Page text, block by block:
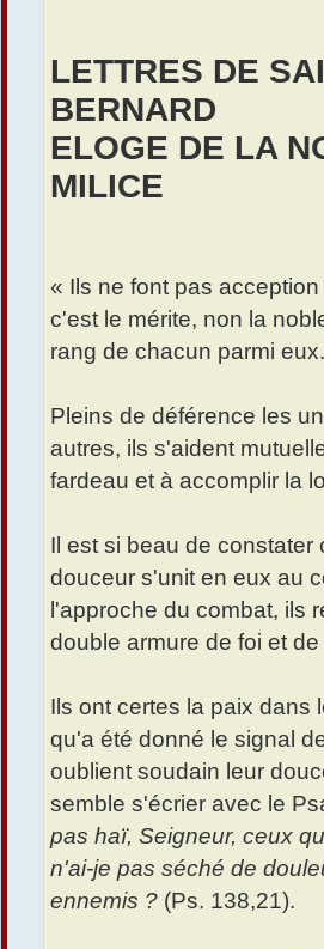
LETTRES DE
BERNARD
ELOGE DE LA
MILICE
« Ils ne font pas
c'est le mérite, non la
rang de chacun parmi eux.
Pleins de déférence les
autres, ils s'aident
fardeau et à accomplir la
Il est si beau de constater
douceur s'unit en eux au
l'approche du combat, ils
double armure de foi et de
Ils ont certes la paix dans
qu'a été donné le signal
oublient soudain leur
semble s'écrier avec le
pas haï, Seigneur, ceux
n'ai-je pas séché de
ennemis ? (Ps. 138,21).